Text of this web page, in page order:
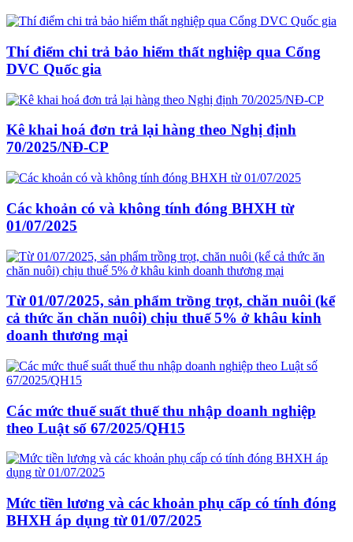
Thí điểm chi trả bảo hiểm thất nghiệp qua Cổng
DVC Quốc gia
Kê khai hoá đơn trả lại hàng theo Nghị định
70/2025/NĐ-CP
Các khoản có và không tính đóng BHXH từ
01/07/2025
Từ 01/07/2025, sản phẩm trồng trọt, chăn nuôi (kể
cả thức ăn chăn nuôi) chịu thuế 5% ở khâu kinh
doanh thương mại
Các mức thuế suất thuế thu nhập doanh nghiệp
theo Luật số 67/2025/QH15
Mức tiền lương và các khoản phụ cấp có tính đóng
BHXH áp dụng từ 01/07/2025